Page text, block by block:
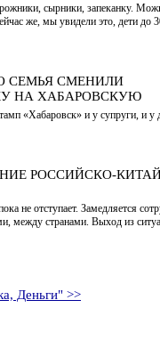
сырники, запеканку.
же, мы увидели это, дети до
СЕМЬЯ СМЕНИЛИ
НА ХАБАРОВСКУЮ
«Хабаровск» и у супруги, и у
РОССИЙСКО-
не отступает. Замедляется
между странами. Выход из
Деньги" >>